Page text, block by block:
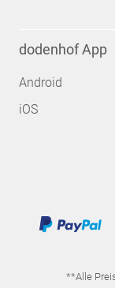
dodenhof App
Android
iOS
**Alle